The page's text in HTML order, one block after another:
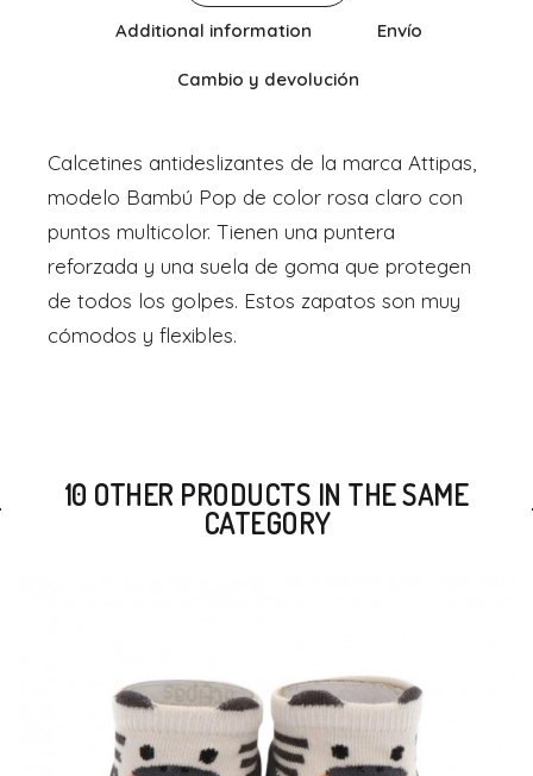
Additional information Envío
Cambio y devolución
Calcetines antideslizantes de la marca Attipas,
modelo Bambú Pop de color rosa claro con
puntos multicolor. Tienen una puntera
reforzada y una suela de goma que protegen
de todos los golpes. Estos zapatos son muy
cómodos y flexibles.
10 OTHER PRODUCTS IN THE SAME
CATEGORY